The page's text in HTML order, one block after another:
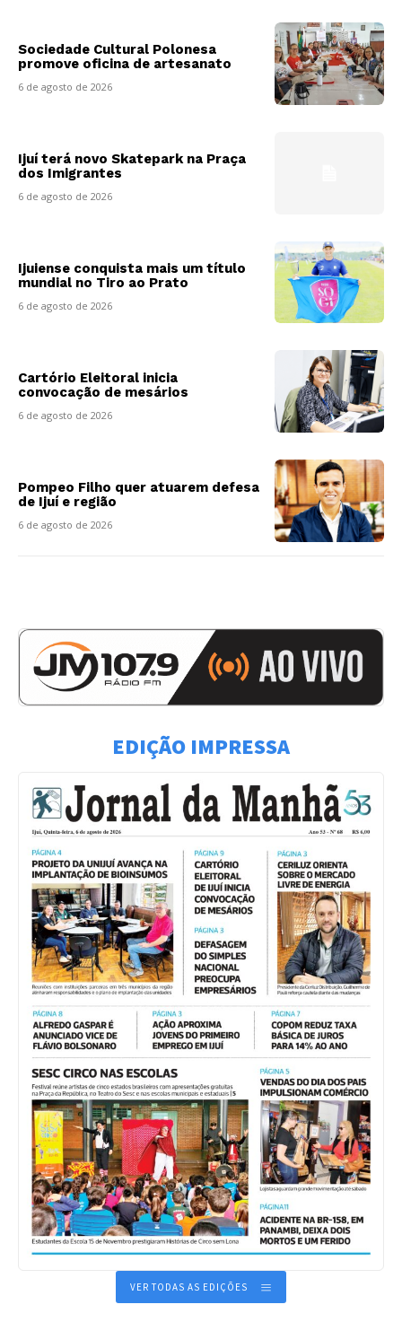
Sociedade Cultural Polonesa
promove oficina de artesanato
6 de agosto de 2026
Ijuí terá novo Skatepark na Praça
dos Imigrantes
6 de agosto de 2026
Ijuiense conquista mais um título
mundial no Tiro ao Prato
6 de agosto de 2026
Cartório Eleitoral inicia
convocação de mesários
6 de agosto de 2026
Pompeo Filho quer atuarem defesa
de Ijuí e região
6 de agosto de 2026
EDIÇÃO IMPRESSA
VER TODAS AS EDIÇÕES